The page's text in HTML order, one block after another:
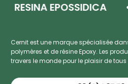
RESINA EPOSSIDICA
Cernit est une marque spécialisée
polymères et de résine Epoxy. Les
travers le monde pour le plaisir de